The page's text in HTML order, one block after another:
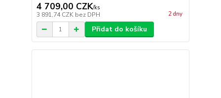
4 709,00 CZK/ks
3 891,74 CZK bez DPH 2 dny
Přidat do košíku